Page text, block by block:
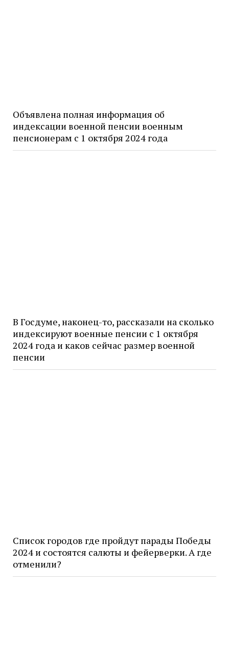
Объявлена полная информация об
индексации военной пенсии военным
пенсионерам с 1 октября 2024 года
В Госдуме, наконец-то, рассказали на сколько
индексируют военные пенсии с 1 октября
2024 года и каков сейчас размер военной
пенсии
Список городов где пройдут парады Победы
2024 и состоятся салюты и фейерверки. А где
отменили?